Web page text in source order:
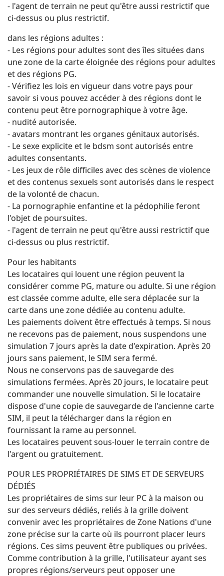
- l'agent de terrain ne peut qu'être aussi restrictif que
ci-dessus ou plus restrictif.
dans les régions adultes :
- Les régions pour adultes sont des îles situées dans
une zone de la carte éloignée des régions pour adultes
et des régions PG.
- Vérifiez les lois en vigueur dans votre pays pour
savoir si vous pouvez accéder à des régions dont le
contenu peut être pornographique à votre âge.
- nudité autorisée.
- avatars montrant les organes génitaux autorisés.
- Le sexe explicite et le bdsm sont autorisés entre
adultes consentants.
- Les jeux de rôle difficiles avec des scènes de violence
et des contenus sexuels sont autorisés dans le respect
de la volonté de chacun.
- La pornographie enfantine et la pédophilie feront
l'objet de poursuites.
- l'agent de terrain ne peut qu'être aussi restrictif que
ci-dessus ou plus restrictif.
Pour les habitants
Les locataires qui louent une région peuvent la
considérer comme PG, mature ou adulte. Si une région
est classée comme adulte, elle sera déplacée sur la
carte dans une zone dédiée au contenu adulte.
Les paiements doivent être effectués à temps. Si nous
ne recevons pas de paiement, nous suspendons une
simulation 7 jours après la date d'expiration. Après 20
jours sans paiement, le SIM sera fermé.
Nous ne conservons pas de sauvegarde des
simulations fermées. Après 20 jours, le locataire peut
commander une nouvelle simulation. Si le locataire
dispose d'une copie de sauvegarde de l'ancienne carte
SIM, il peut la télécharger dans la région en
fournissant la rame au personnel.
Les locataires peuvent sous-louer le terrain contre de
l'argent ou gratuitement.
POUR LES PROPRIÉTAIRES DE SIMS ET DE SERVEURS
DÉDIÉS
Les propriétaires de sims sur leur PC à la maison ou
sur des serveurs dédiés, reliés à la grille doivent
convenir avec les propriétaires de Zone Nations d'une
zone précise sur la carte où ils pourront placer leurs
régions. Ces sims peuvent être publiques ou privées.
Comme contribution à la grille, l'utilisateur ayant ses
propres régions/serveurs peut opposer une